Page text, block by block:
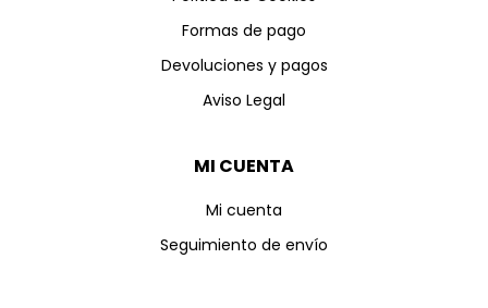
Formas de pago
Devoluciones y pagos
Aviso Legal
MI CUENTA
Mi cuenta
Seguimiento de envío